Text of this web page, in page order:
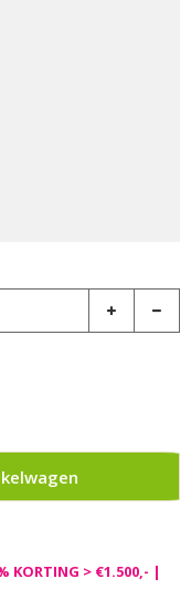
KORTING > €1.500,- |